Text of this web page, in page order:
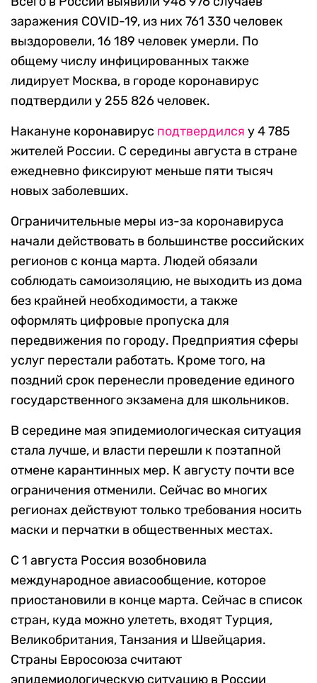
заражения COVID-19, из них 761 330 человек
выздоровели, 16 189 человек умерли. По
общему числу инфицированных также
лидирует Москва, в городе коронавирус
подтвердили у 255 826 человек.
Накануне коронавирус подтвердился у 4 785
жителей России. С середины августа в стране
ежедневно фиксируют меньше пяти тысяч
новых заболевших.
Ограничительные меры из-за коронавируса
начали действовать в большинстве российских
регионов с конца марта. Людей обязали
соблюдать самоизоляцию, не выходить из дома
без крайней необходимости, а также
оформлять цифровые пропуска для
передвижения по городу. Предприятия сферы
услуг перестали работать. Кроме того, на
поздний срок перенесли проведение единого
государственного экзамена для школьников.
В середине мая эпидемиологическая ситуация
стала лучше, и власти перешли к поэтапной
отмене карантинных мер. К августу почти все
ограничения отменили. Сейчас во многих
регионах действуют только требования носить
маски и перчатки в общественных местах.
С 1 августа Россия возобновила
международное авиасообщение, которое
приостановили в конце марта. Сейчас в список
стран, куда можно улететь, входят Турция,
Великобритания, Танзания и Швейцария.
Страны Евросоюза считают
эпидемиологическую ситуацию в России